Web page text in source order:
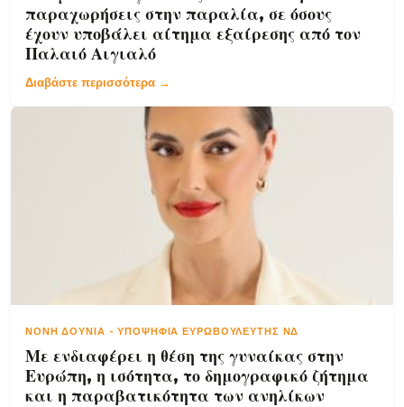
παραχωρήσεις στην παραλία, σε όσους
έχουν υποβάλει αίτημα εξαίρεσης από τον
Παλαιό Αιγιαλό
Διαβάστε περισσότερα →
ΝΌΝΗ ΔΟΎΝΙΑ -ΥΠΟΨΉΦΙΑ ΕΥΡΩΒΟΥΛΕΥΤΉΣ ΝΔ
Με ενδιαφέρει η θέση της γυναίκας στην
Ευρώπη, η ισότητα, το δημογραφικό ζήτημα
και η παραβατικότητα των ανηλίκων